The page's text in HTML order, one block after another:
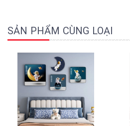
SẢN PHẨM CÙNG LOẠI